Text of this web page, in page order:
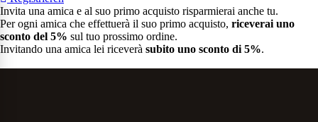
Invita una amica e al suo primo acquisto risparmierai anche tu.
Per ogni amica che effettuerà il suo primo acquisto, riceverai uno
sconto del 5% sul tuo prossimo ordine.
Invitando una amica lei riceverà subito uno sconto di 5%.